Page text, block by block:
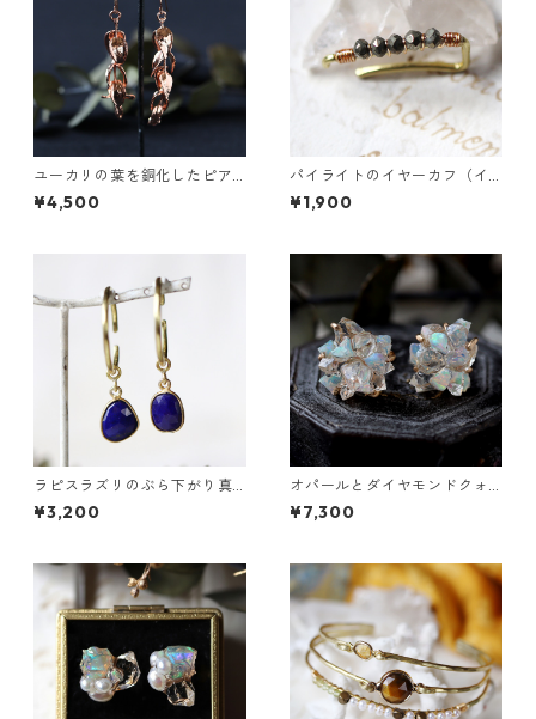
ユーカリの葉を銅化したピア
ス
¥4,500
パイライトのイヤーカフ（イ
ンダストリアル風）
¥1,900
ラピスラズリのぶら下がり真
鍮イヤーカフ
¥3,200
オパールとダイヤモンドクォ
ーツのピアス
¥7,300